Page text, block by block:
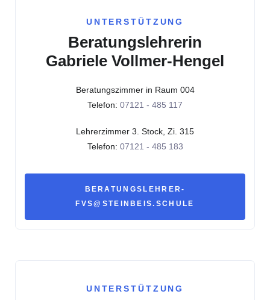
UNTERSTÜTZUNG
Beratungslehrerin
Gabriele Vollmer-Hengel
Beratungszimmer in Raum 004
Telefon: 07121 - 485 117
Lehrerzimmer 3. Stock, Zi. 315
Telefon: 07121 - 485 183
BERATUNGSLEHRER-
FVS@STEINBEIS.SCHULE
UNTERSTÜTZUNG